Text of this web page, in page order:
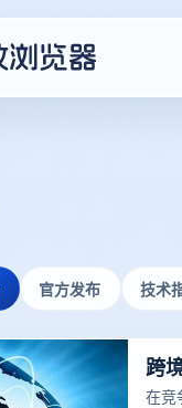
官方发布 技术
在竞